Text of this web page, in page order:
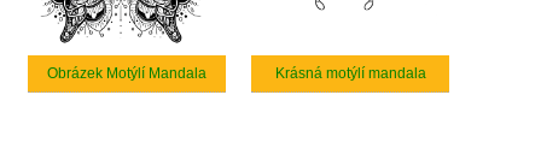
Obrázek Motýlí Mandala Krásná motýlí mandala